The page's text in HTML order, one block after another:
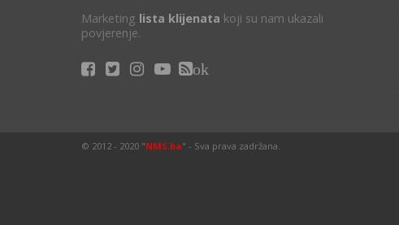
Marketing lista klijenata koji su nam ukazali
povjerenje.
ok
© 2012 - 2020 "NMS.ba" - Sva prava zadržana.